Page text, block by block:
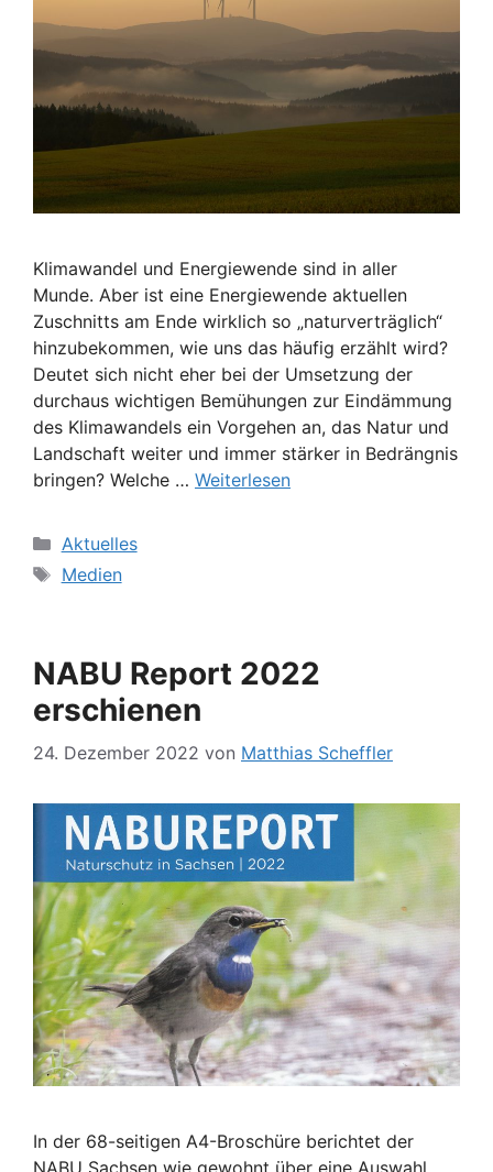
Klimawandel und Energiewende sind in aller
Munde. Aber ist eine Energiewende aktuellen
Zuschnitts am Ende wirklich so „naturverträglich“
hinzubekommen, wie uns das häufig erzählt wird?
Deutet sich nicht eher bei der Umsetzung der
durchaus wichtigen Bemühungen zur Eindämmung
des Klimawandels ein Vorgehen an, das Natur und
Landschaft weiter und immer stärker in Bedrängnis
bringen? Welche … Weiterlesen
Kategorien
Aktuelles
Schlagwörter
Medien
NABU Report 2022
erschienen
24. Dezember 2022 von Matthias Scheffler
In der 68-seitigen A4-Broschüre berichtet der
NABU Sachsen wie gewohnt über eine Auswahl